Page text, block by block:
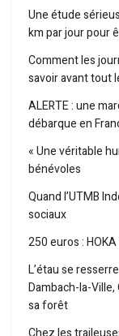
Une étude
km par jour pour
Comment les
savoir avant tout
ALERTE : une
débarque en
« Une véritable
bénévoles
Quand l’UTMB
sociaux
250 euros :
L’étau se
Dambach-la-
sa forêt